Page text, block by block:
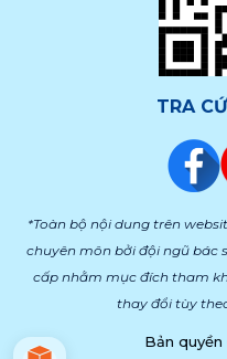
TRA
*Toàn bộ nội dung trên
chuyên môn bởi đội ngũ bác
cấp nhằm mục đích tham
thay đổi tùy
Bản